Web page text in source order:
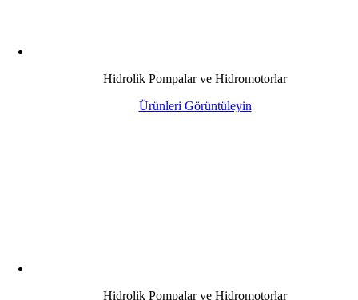
Hidrolik Pompalar ve Hidromotorlar
Ürünleri Görüntüleyin
Hidrolik Pompalar ve Hidromotorlar